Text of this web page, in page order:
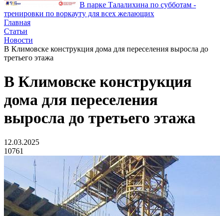
В парке Талалихина по субботам -
тренировки по воркауту для всех желающих
Главная
Статьи
Новости
В Климовске конструкция дома для переселения выросла до
третьего этажа
В Климовске конструкция
дома для переселения
выросла до третьего этажа
12.03.2025
10761